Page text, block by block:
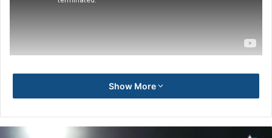
Show More